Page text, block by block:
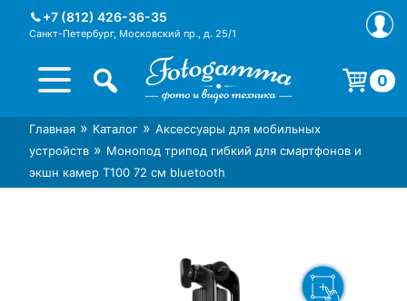
+7 (812) 426-36-35
Санкт-Петербург, Московский пр., д. 25/1
Интернет-магазин фототехники
Foto-Gamma в СПб
Магазин фотоаксессуаров foto-
gamma.ru
0
Корзина пуста.
Главная » Каталог » Аксессуары для мобильных
устройств » Монопод трипод гибкий для смартфонов и
экшн камер T100 72 см bluetooth